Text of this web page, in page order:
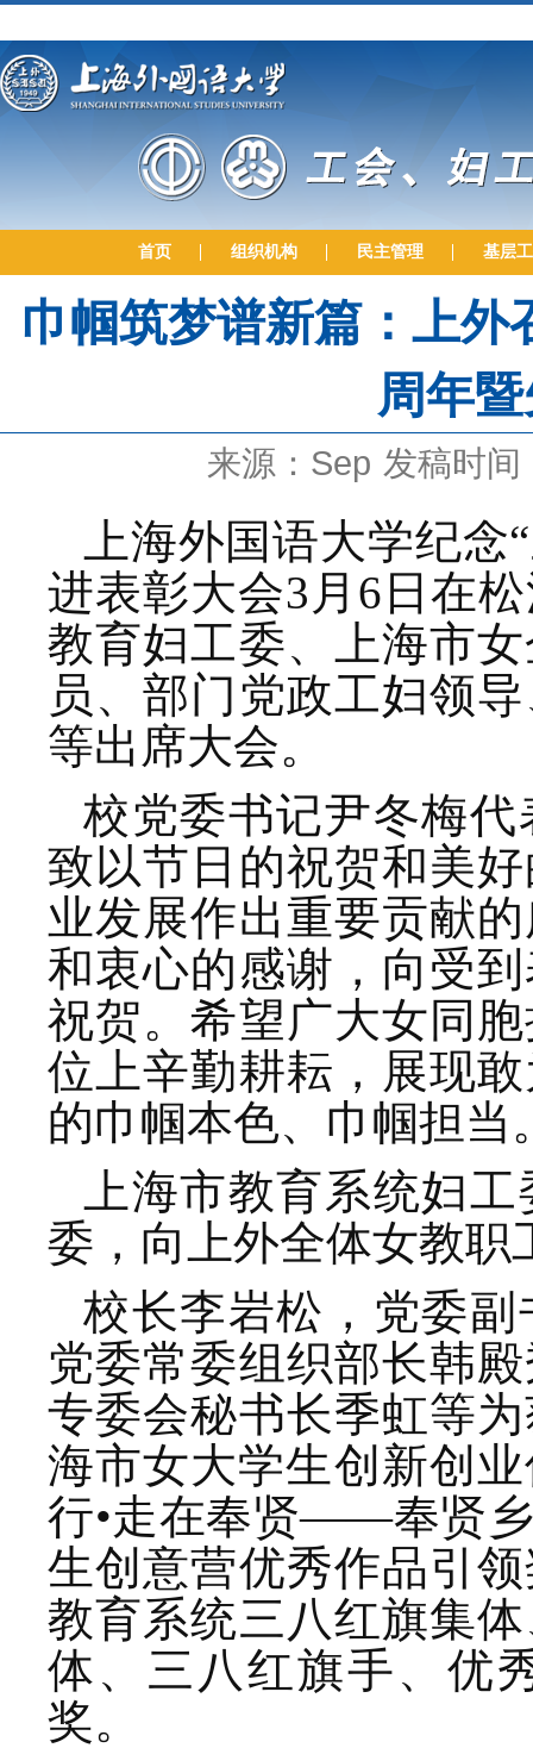
首页 组织机构 民主管理 基层
巾帼筑梦谱新篇：上外
周年
来源：Sep 发稿时间
上海外国语大学纪
进表彰大会3月6日在
教育妇工委、上海市
员、部门党政工妇领
等出席大会。
校党委书记尹冬梅
致以节日的祝贺和美
业发展作出重要贡献
和衷心的感谢，向受
祝贺。希望广大女同
位上辛勤耕耘，展现
的巾帼本色、巾帼担当
上海市教育系统妇
委，向上外全体女教职
校长李岩松，党委
党委常委组织部长韩
专委会秘书长季虹等
海市女大学生创新创
行•走在奉贤——奉贤
生创意营优秀作品引
教育系统三八红旗集
体、三八红旗手、优
奖。